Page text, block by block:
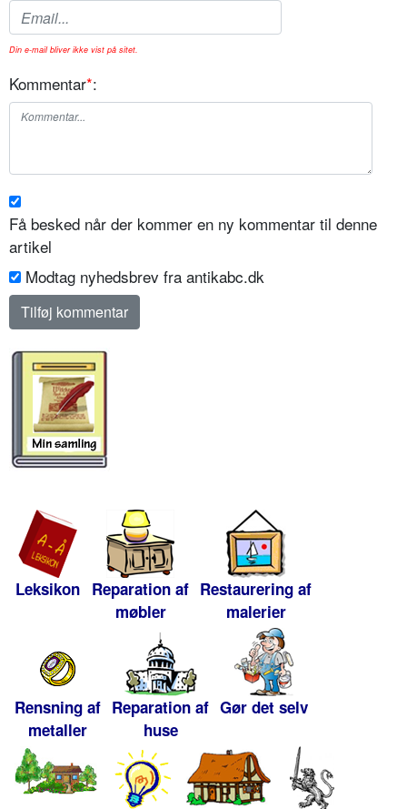
Din e-mail bliver ikke vist på sitet.
Kommentar*:
Få besked når der kommer en ny kommentar til denne
artikel
Modtag nyhedsbrev fra antikabc.dk
Leksikon Reparation af
møbler
Restaurering af
malerier
Rensning af
metaller
Reparation af
huse
Gør det selv